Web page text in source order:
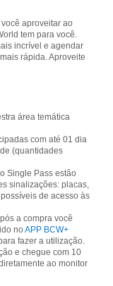
aproveitar ao
tem para você.
incrível e agendar
rápida. Aproveite
área temática
com até 01 dia
(quantidades
Single Pass estão
sinalizações: placas,
de acesso às
a compra você
no APP BCW+
fazer a utilização.
e chegue com 10
ao monitor